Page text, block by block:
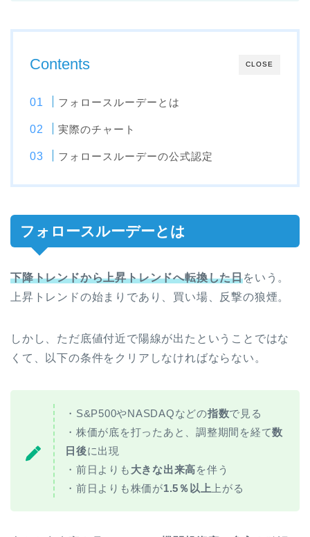
CLOSE
Contents
フォロースルーデーとは
実際のチャート
フォロースルーデーの公式認定
フォロースルーデーとは
下降トレンドから上昇トレンドへ転換した日をいう。
上昇トレンドの始まりであり、買い場、反撃の狼煙。
しかし、ただ底値付近で陽線が出たということではな
くて、以下の条件をクリアしなければならない。
・S&P500やNASDAQなどの指数で見る
・株価が底を打ったあと、調整期間を経て数
日後に出現
・前日よりも 大きな出来高を伴う
・前日よりも株価が1.5％以上 上がる